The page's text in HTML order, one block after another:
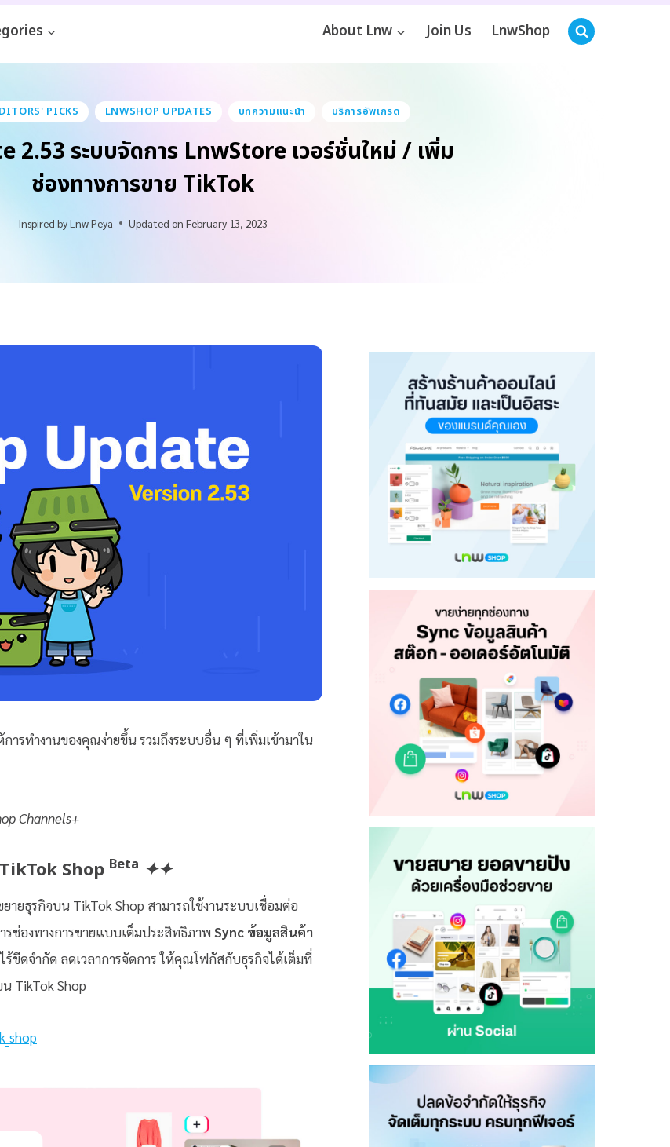
About Lnw Join Us LnwShop
PICKS LNWSHOP UPDATES บทความแนะนำ บริการอัพเกรด
2.53 ระบบจัดการ LnwStore เวอร์ชั่นใหม่ / เพิ่ม
ช่องทางการขาย TikTok
Inspired byLnw Peya Updated on February 13, 2023
ารทำงานของคุณง่ายขึ้น รวมถึงระบบอื่น ๆ ที่เพิ่มเข้ามาใน
Channels+
Shop Beta ✦✦
ยธุรกิจบน TikTok Shop สามารถใช้งานระบบเชื่อมต่อ
ช่องทางการขายแบบเต็มประสิทธิภาพ Sync ข้อมูลสินค้า
ร้ขีดจำกัด ลดเวลาการจัดการ ให้คุณโฟกัสกับธุรกิจได้เต็มที่
TikTok Shop